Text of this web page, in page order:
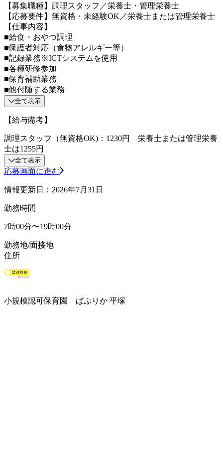
【募集職種】調理スタッフ／栄養士・管理栄養士
【応募要件】無資格・未経験OK／栄養士または管理栄養士
【仕事内容】
■給食・おやつ調理
■保護者対応（食物アレルギー等）
■記録業務※ICTシステムを使用
■各種研修参加
■保育補助業務
■他付随する業務
全て表示
【給与備考】
調理スタッフ（無資格OK)：1230円 栄養士または管理栄養
士は1255円
全て表示
応募画面に進む
情報更新日：2026年7月31日
勤務時間
7時00分〜19時00分
勤務地/面接地
住所
小規模認可保育園 ぱぷりか 平塚